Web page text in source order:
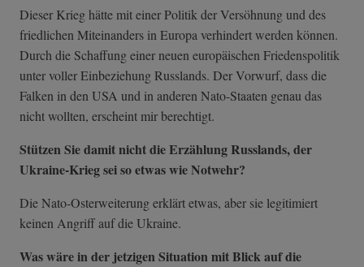
Dieser Krieg hätte mit einer Politik der Versöhnung und des
friedlichen Miteinanders in Europa verhindert werden können.
Durch die Schaffung einer neuen europäischen Friedenspolitik
unter voller Einbeziehung Russlands. Der Vorwurf, dass die
Falken in den USA und in anderen Nato-Staaten genau das
nicht wollten, erscheint mir berechtigt.
Stützen Sie damit nicht die Erzählung Russlands, der
Ukraine-Krieg sei so etwas wie Notwehr?
Die Nato-Osterweiterung erklärt etwas, aber sie legitimiert
keinen Angriff auf die Ukraine.
Was wäre in der jetzigen Situation mit Blick auf die